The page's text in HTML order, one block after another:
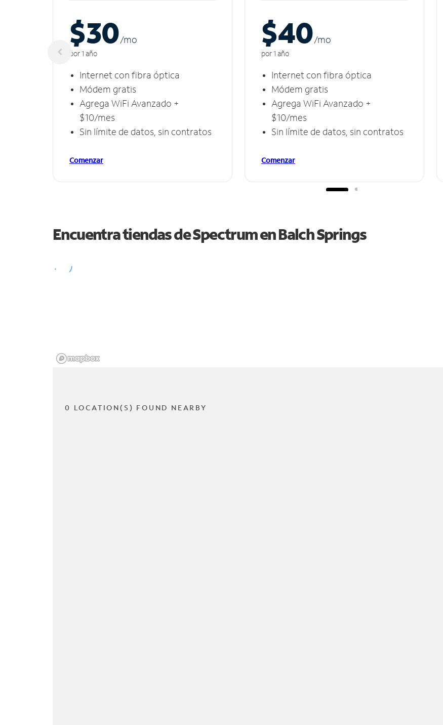
$30/mo
por 1 año
Internet con fibra óptica
Módem gratis
Agrega WiFi Avanzado +
$10/mes
Sin límite de datos, sin contratos
Comenzar
$40/mo
por 1 año
Internet con fibra óptica
Módem gratis
Agrega WiFi Avanzado +
$10/mes
Sin límite de datos, sin contratos
Comenzar
Encuentra tiendas de Spectrum enBalch Springs
0 LOCATION(S) FOUND NEARBY